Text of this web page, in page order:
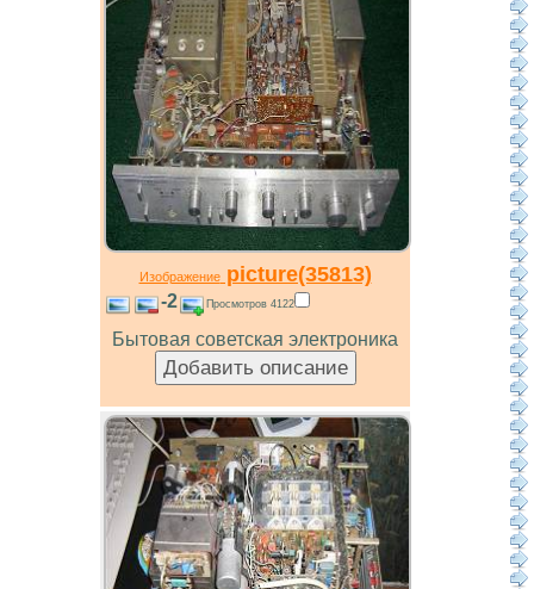
Изображениеpicture(35813)
-2 Просмотров 4122
Бытовая советская электроника